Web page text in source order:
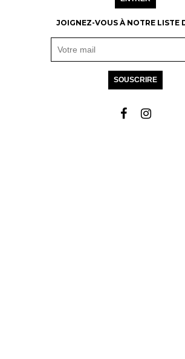
JOIGNEZ-VOUS À NOTRE LISTE
SOUSCRIRE